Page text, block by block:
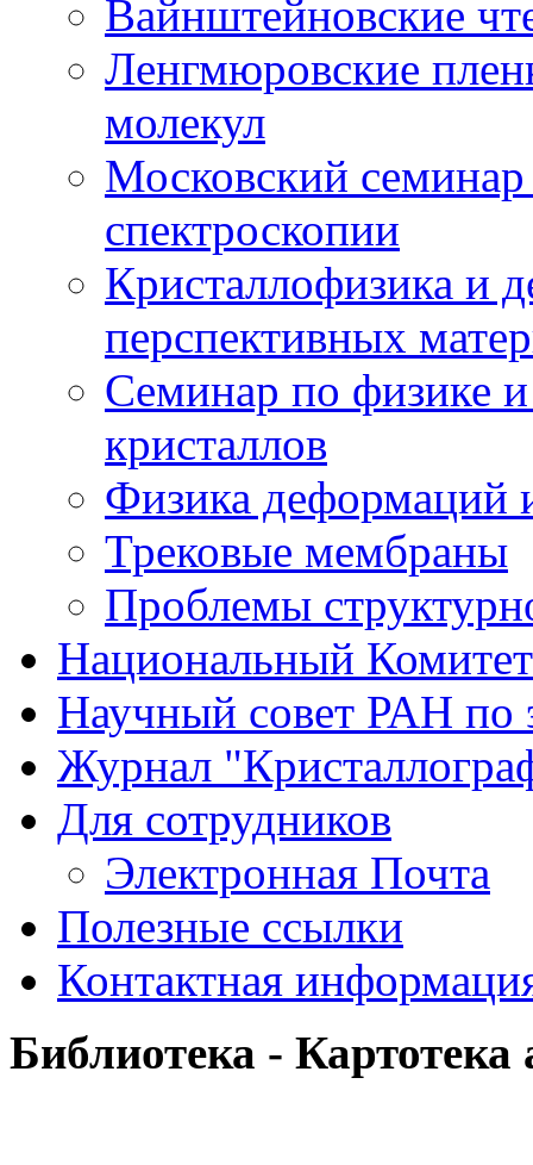
Вайнштейновские
Ленгмюровские
молекул
Московский
спектроскопии
Кристаллофизика и
перспективных
Семинар по физике
кристаллов
Физика деформаций
Трековые мембраны
Проблемы
Национальный
Научный совет РАН по
Журнал
Для сотрудников
Электронная Почта
Полезные ссылки
Контактная
Библиотека - Картотека